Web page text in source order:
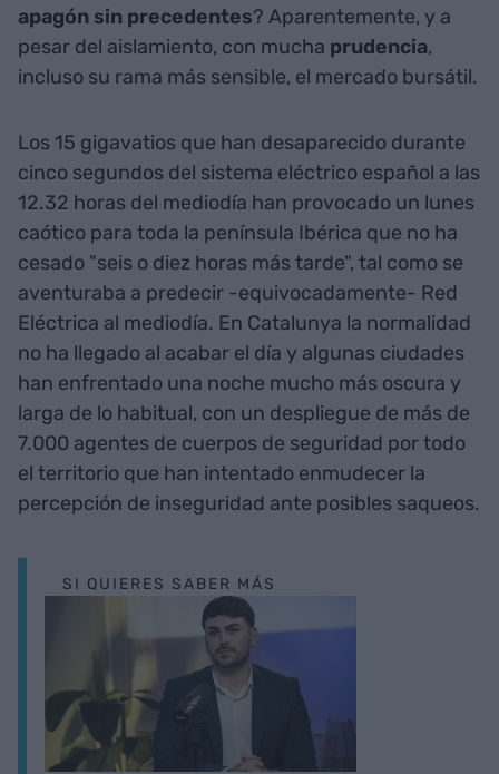
apagón sin precedentes? Aparentemente, y a
pesar del aislamiento, con mucha prudencia,
incluso su rama más sensible, el mercado bursátil.
Los 15 gigavatios que han desaparecido durante
cinco segundos del sistema eléctrico español a las
12.32 horas del mediodía han provocado un lunes
caótico para toda la península Ibérica que no ha
cesado "seis o diez horas más tarde", tal como se
aventuraba a predecir -equivocadamente- Red
Eléctrica al mediodía. En Catalunya la normalidad
no ha llegado al acabar el día y algunas ciudades
han enfrentado una noche mucho más oscura y
larga de lo habitual, con un despliegue de más de
7.000 agentes de cuerpos de seguridad por todo
el territorio que han intentado enmudecer la
percepción de inseguridad ante posibles saqueos.
SI QUIERES SABER MÁS